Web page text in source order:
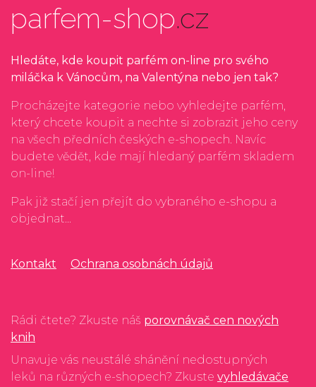
parfem-shop.cz
Hledáte, kde koupit parfém on-line pro svého
miláčka k Vánocům, na Valentýna nebo jen tak?
Procházejte kategorie nebo vyhledejte parfém,
který chcete koupit a nechte si zobrazit jeho ceny
na všech předních českých e-shopech. Navíc
budete vědět, kde mají hledaný parfém skladem
on-line!
Pak již stačí jen přejít do vybraného e-shopu a
objednat...
Kontakt Ochrana osobnách údajů
Rádi čtete? Zkuste náš porovnávač cen nových
knih
Unavuje vás neustálé shánění nedostupných
leků na různých e-shopech? Zkuste vyhledávače